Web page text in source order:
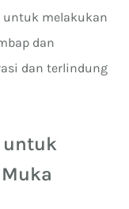
melakukan
dan
dan terlindung
untuk